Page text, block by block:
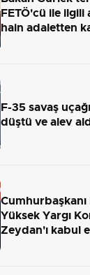
FETÖ'cü ile ilgili
hain adaletten
F-35 savaş
düştü ve alev
Yüksek Yargı
Zeydan'ı kabul